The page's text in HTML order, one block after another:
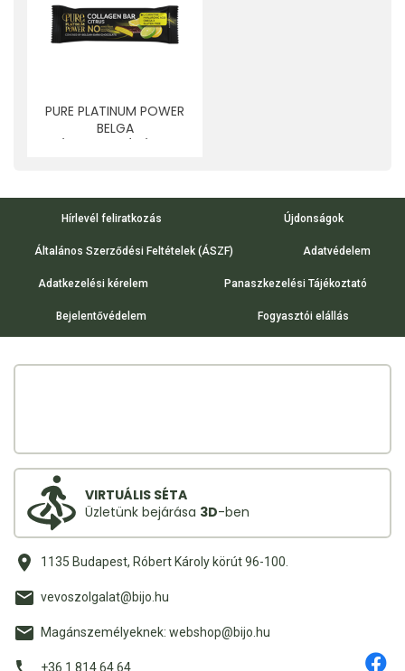
PURE PLATINUM POWER
BELGA
SZELET, L-KARNITINNEL
ÉS HIALURONSAVVAL 30
Hírlevél feliratkozás Újdonságok
Általános Szerződési Feltételek (ÁSZF) Adatvédelem
Adatkezelési kérelem Panaszkezelési Tájékoztató
Bejelentővédelem Fogyasztói elállás
VIRTUÁLIS SÉTA
Üzletünk bejárása 3D-ben
1135 Budapest, Róbert Károly körút 96-100.
vevoszolgalat@bijo.hu
Magánszemélyeknek: webshop@bijo.hu
+36 1 814 64 64